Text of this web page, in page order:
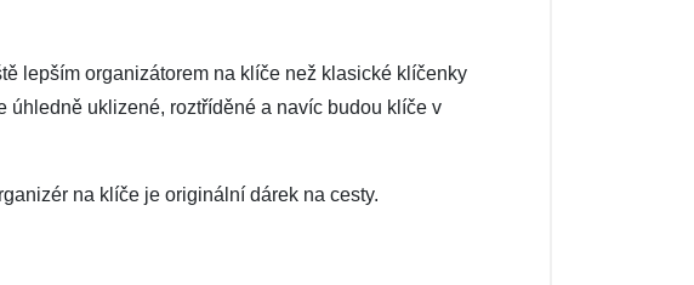
lepším organizátorem na klíče než klasické klíčenky
úhledně uklizené, roztříděné a navíc budou klíče v
na klíče je originální dárek na cesty.